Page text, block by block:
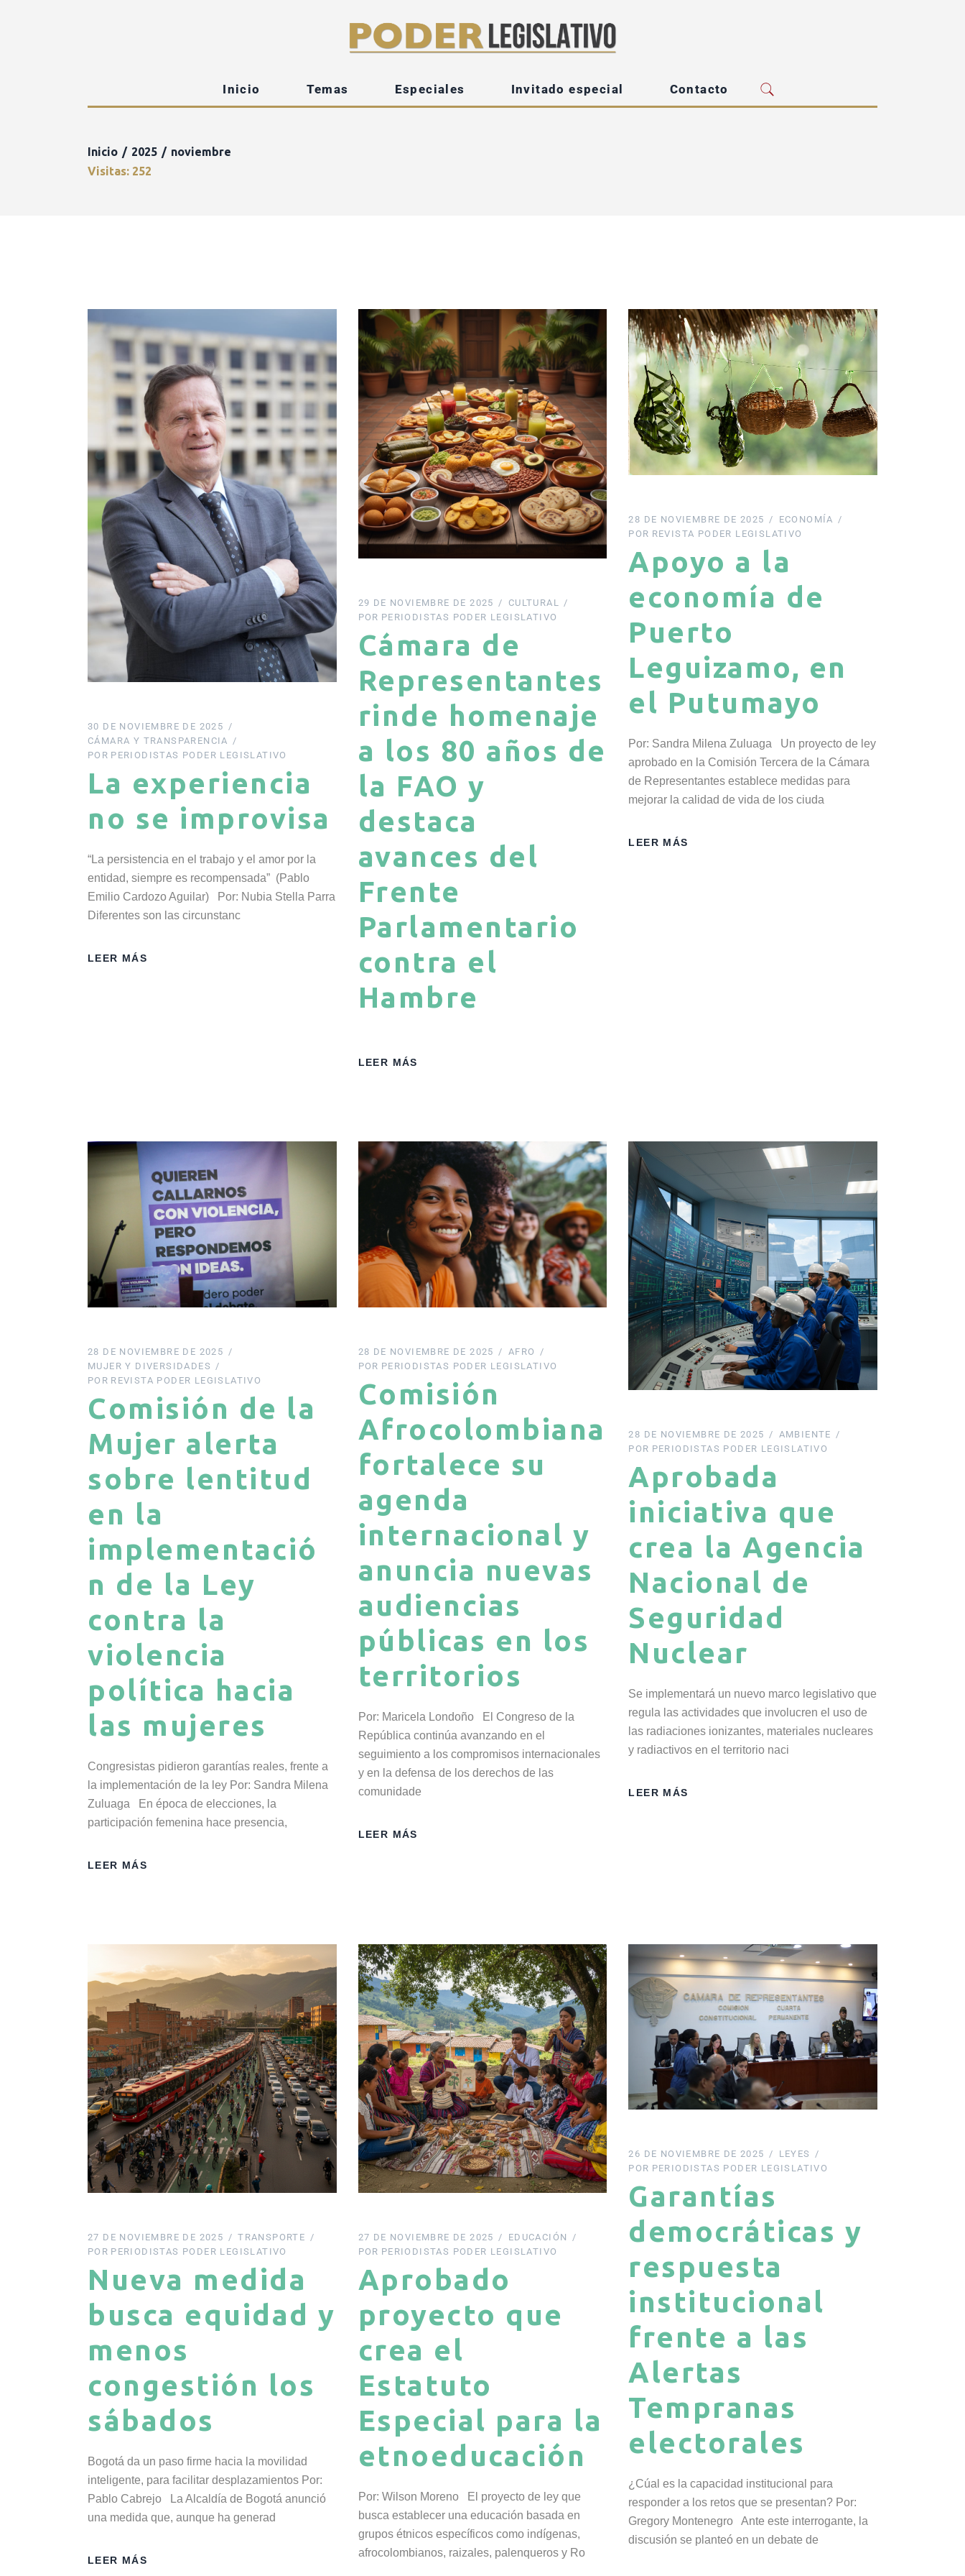
Inicio Temas Especiales Invitado especial Contacto
Inicio 2025
noviembre
Visitas: 252
30 DE NOVIEMBRE DE 2025
CÁMARA Y TRANSPARENCIA
POR PERIODISTAS PODER LEGISLATIVO
La experiencia
no se improvisa
“La persistencia en el trabajo y el amor por la
entidad, siempre es recompensada” (Pablo
Emilio Cardozo Aguilar) Por: Nubia Stella Parra
Diferentes son las circunstanc
LEER MÁS
29 DE NOVIEMBRE DE 2025
CULTURAL
POR PERIODISTAS PODER LEGISLATIVO
Cámara de
Representantes
rinde homenaje
a los 80 años de
la FAO y
destaca
avances del
Frente
Parlamentario
contra el
Hambre
LEER MÁS
28 DE NOVIEMBRE DE 2025
ECONOMÍA
POR REVISTA PODER LEGISLATIVO
Apoyo a la
economía de
Puerto
Leguizamo, en
el Putumayo
Por: Sandra Milena Zuluaga Un proyecto de ley
aprobado en la Comisión Tercera de la Cámara
de Representantes establece medidas para
mejorar la calidad de vida de los ciuda
LEER MÁS
28 DE NOVIEMBRE DE 2025
MUJER Y DIVERSIDADES
POR REVISTA PODER LEGISLATIVO
Comisión de la
Mujer alerta
sobre lentitud
en la
implementació
n de la Ley
contra la
violencia
política hacia
las mujeres
Congresistas pidieron garantías reales, frente a
la implementación de la ley Por: Sandra Milena
Zuluaga En época de elecciones, la
participación femenina hace presencia,
LEER MÁS
28 DE NOVIEMBRE DE 2025
AFRO
POR PERIODISTAS PODER LEGISLATIVO
Comisión
Afrocolombiana
fortalece su
agenda
internacional y
anuncia nuevas
audiencias
públicas en los
territorios
Por: Maricela Londoño El Congreso de la
República continúa avanzando en el
seguimiento a los compromisos internacionales
y en la defensa de los derechos de las
comunidade
LEER MÁS
28 DE NOVIEMBRE DE 2025
AMBIENTE
POR PERIODISTAS PODER LEGISLATIVO
Aprobada
iniciativa que
crea la Agencia
Nacional de
Seguridad
Nuclear
Se implementará un nuevo marco legislativo que
regula las actividades que involucren el uso de
las radiaciones ionizantes, materiales nucleares
y radiactivos en el territorio naci
LEER MÁS
27 DE NOVIEMBRE DE 2025
TRANSPORTE
POR PERIODISTAS PODER LEGISLATIVO
Nueva medida
busca equidad y
menos
congestión los
sábados
Bogotá da un paso firme hacia la movilidad
inteligente, para facilitar desplazamientos Por:
Pablo Cabrejo La Alcaldía de Bogotá anunció
una medida que, aunque ha generad
LEER MÁS
27 DE NOVIEMBRE DE 2025
EDUCACIÓN
POR PERIODISTAS PODER LEGISLATIVO
Aprobado
proyecto que
crea el
Estatuto
Especial para la
etnoeducación
Por: Wilson Moreno El proyecto de ley que
busca establecer una educación basada en
grupos étnicos específicos como indígenas,
afrocolombianos, raizales, palenqueros y Ro
26 DE NOVIEMBRE DE 2025
LEYES
POR PERIODISTAS PODER LEGISLATIVO
Garantías
democráticas y
respuesta
institucional
frente a las
Alertas
Tempranas
electorales
¿Cúal es la capacidad institucional para
responder a los retos que se presentan? Por:
Gregory Montenegro Ante este interrogante, la
discusión se planteó en un debate de